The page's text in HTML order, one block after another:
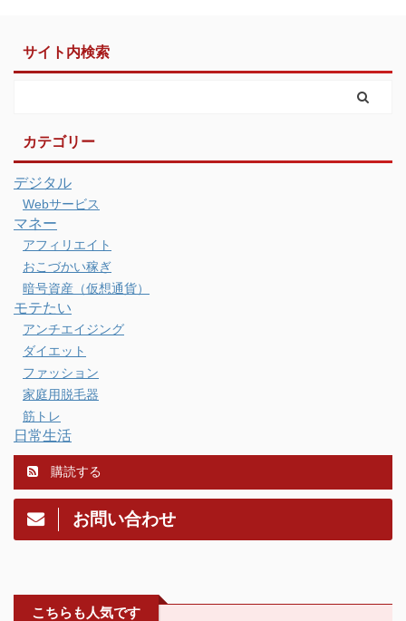
サイト内検索
カテゴリー
デジタル
Webサービス
マネー
アフィリエイト
おこづかい稼ぎ
暗号資産（仮想通貨）
モテたい
アンチエイジング
ダイエット
ファッション
家庭用脱毛器
筋トレ
日常生活
購読する
お問い合わせ
こちらも人気です